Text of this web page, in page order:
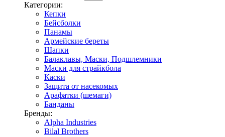
Категории:
Кепки
Бейсболки
Панамы
Армейские береты
Шапки
Балаклавы, Маски, Подшлемники
Маски для страйкбола
Каски
Защита от насекомых
Арафатки (шемаги)
Банданы
Бренды:
Alpha Industries
Bilal Brothers